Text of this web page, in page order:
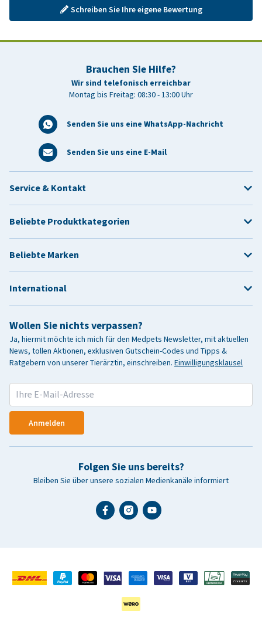
Schreiben Sie Ihre eigene Bewertung
Brauchen Sie Hilfe?
Wir sind telefonisch erreichbar
Montag bis Freitag: 08:30 - 13:00 Uhr
Senden Sie uns eine WhatsApp-Nachricht
Senden Sie uns eine E-Mail
Wollen Sie nichts verpassen?
Ja, hiermit möchte ich mich für den Medpets Newsletter, mit aktuellen
News, tollen Aktionen, exklusiven Gutschein-Codes und Tipps &
Ratgebern von unserer Tierärztin, einschreiben. Einwilligungsklausel
Anmelden
Folgen Sie uns bereits?
Bleiben Sie über unsere sozialen Medienkanäle informiert
Service & Kontakt
Beliebte Produktkategorien
Beliebte Marken
International